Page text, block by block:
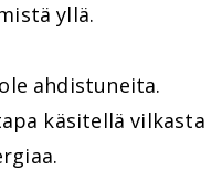
yllä.
ahdistuneita.
käsitellä vilkasta